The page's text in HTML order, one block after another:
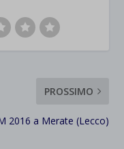
PROSSIMO
2016 a Merate (Lecco)